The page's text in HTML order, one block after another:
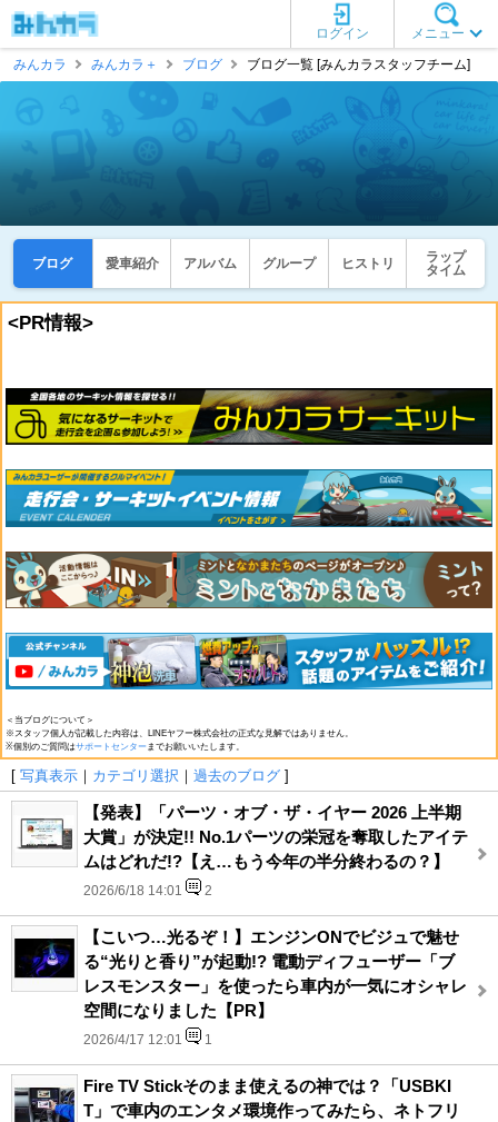
メニュー
ログイン
みんカラ
みんカラ＋ ブログ ブログ一覧 [みんカラスタッフチーム]
ブログ 愛車紹介 アルバム グループ ヒストリ
ラップ
タイム
<PR情報>
＜当ブログについて＞
※スタッフ個人が記載した内容は、LINEヤフー株式会社の正式な見解ではありません。
※個別のご質問はサポートセンターまでお願いいたします。
[ 写真表示 ｜ カテゴリ選択 ｜ 過去のブログ ]
【発表】「パーツ・オブ・ザ・イヤー 2026 上半期
大賞」が決定!! No.1パーツの栄冠を奪取したアイテ
ムはどれだ!?【え…もう今年の半分終わるの？】
2026/6/18 14:01 2
【こいつ…光るぞ！】エンジンONでビジュで魅せ
る“光りと香り”が起動!? 電動ディフューザー「ブ
レスモンスター」を使ったら車内が一気にオシャレ
空間になりました【PR】
2026/4/17 12:01 1
Fire TV Stickそのまま使えるの神では？「USBKI
T」で車内のエンタメ環境作ってみたら、ネトフリ